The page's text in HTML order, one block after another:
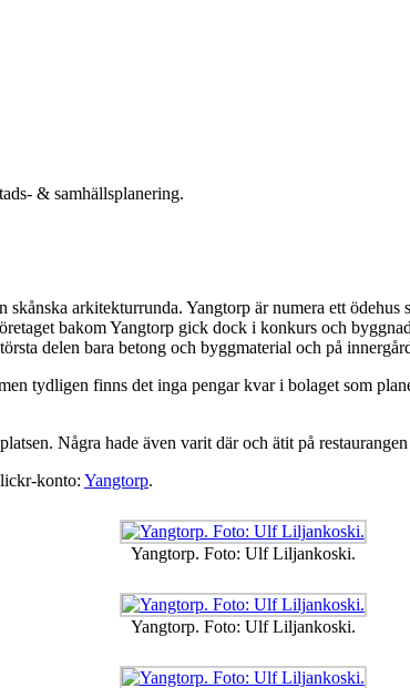
& samhällsplanering.
arkitekturrunda. Yangtorp är numera ett
bakom Yangtorp gick dock i konkurs och
delen bara betong och byggmaterial och på
tydligen finns det inga pengar kvar i bolaget som
Några hade även varit där och ätit på
konto: Yangtorp.
Yangtorp. Foto: Ulf Liljankoski.
Yangtorp. Foto: Ulf Liljankoski.